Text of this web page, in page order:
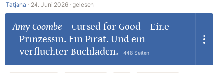
Tatjana · 24. Juni 2026 · gelesen
Amy Coombe– Cursed for Good – Eine
Prinzessin. Ein Pirat. Und ein
verfluchter Buchladen.
448 Seiten